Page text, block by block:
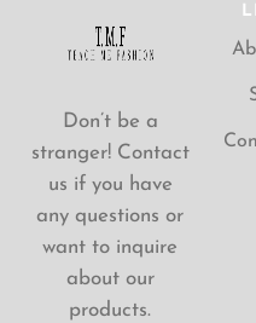
Don’t be a
stranger! Contact
us if you have
any questions or
want to inquire
about our
products.